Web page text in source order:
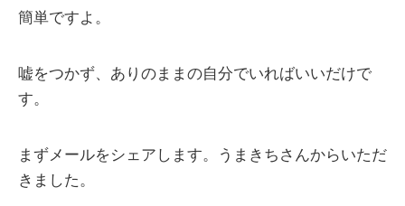
簡単ですよ。
嘘をつかず、ありのままの自分でいればいいだけで
す。
まずメールをシェアします。うまきちさんからいただ
きました。